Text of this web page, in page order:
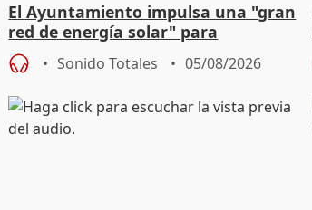
El Ayuntamiento impulsa una "gran
red de energía solar" para
autoconsumo
Sonido Totales 05/08/2026